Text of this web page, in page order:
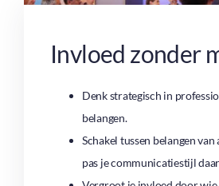
Invloed zonder
Denk strategisch in
belangen.
Schakel tussen belangen
pas je communicatiestijl